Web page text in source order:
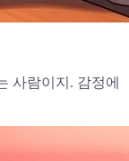
사람이지. 감정에